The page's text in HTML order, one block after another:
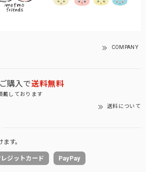
COMPANY
購入で送料無料
戴しております
送料について
す。
レジットカード PayPay